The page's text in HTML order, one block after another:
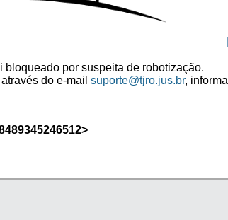
bloqueado por suspeita de robotização.
do e-mail suporte@tjro.jus.br,